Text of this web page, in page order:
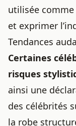
utilisée
et exprimer
Tendances
Certaines
risques
ainsi une
des célébrités
la robe